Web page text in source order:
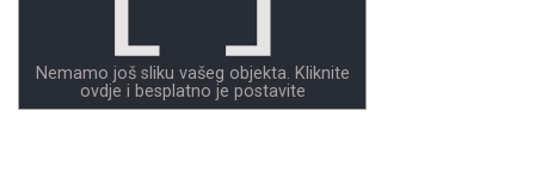
Nemamo još sliku vašeg objekta. Kliknite
ovdje i besplatno je postavite